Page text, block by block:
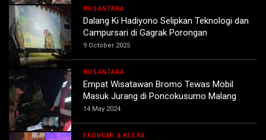
NUSANTARA
Dalang Ki Hadiyono Selipkan Teknologi dan
Campursari di Gagrak Porongan
9 October 2025
NUSANTARA
Empat Wisatawan Bromo Tewas Mobil
Masuk Jurang di Poncokusumo Malang
14 May 2024
EKONOMI & KESRA